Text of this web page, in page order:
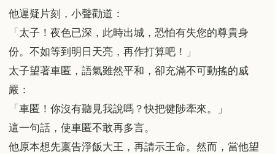
他遲疑片刻，小聲勸道：
「太子！夜色已深，此時出城，恐怕有失您的尊貴身
份。不如等到明日天亮，再作打算吧！」
太子望著車匿，語氣雖然平和，卻充滿不可動搖的威
嚴：
「車匿！你沒有聽見我說嗎？快把犍陟牽來。」
這一句話，使車匿不敢再多言。
他原本想先稟告淨飯大王，再請示王命。然而，當他望